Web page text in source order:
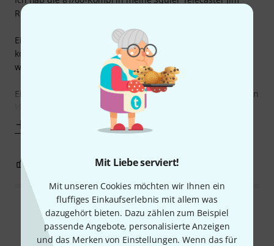
Mit Liebe serviert!
Mit unseren Cookies möchten wir Ihnen ein
fluffiges Einkaufserlebnis mit allem was
dazugehört bieten. Dazu zählen zum Beispiel
passende Angebote, personalisierte Anzeigen
und das Merken von Einstellungen. Wenn das für
Root Signature eingebaut und kann dazu wirklich raten!
Eine gebrauchte JR Squier Telecaster inkl. der Pickups
kommt ans Original von Fender klanglich ran und macht
wirklich Spaß!
Einbau ist relativ easy, wenn man technisch halbwegs einen
klaren Kopf und nicht zwei linke Hände mitbringt.
BEWERTUNG MELDEN
Alle Bewertungen lesen